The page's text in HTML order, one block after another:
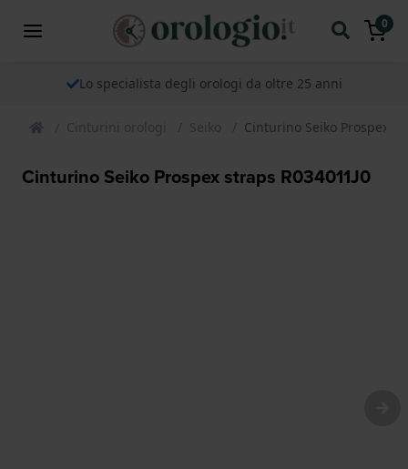
0
Lo specialista degli orologi da oltre 25 anni
Cinturini orologi Seiko Cinturino Seiko Prospex
Cinturino Seiko Prospex straps R034011J0